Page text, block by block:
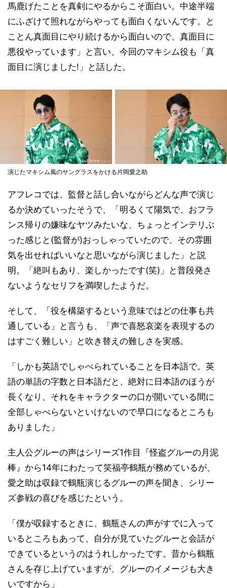
馬鹿げたことを真剣にやるからこそ面白い。中途半端
にふざけて照れながらやっても面白くないんです。と
ことん真面目にやり続けるから面白いので、真面目に
悪役やっています」と言い、今回のマキシム役も「真
面目に演じました!」と話した。
演じたマキシム風のサングラスをかける片岡愛之助
アフレコでは、監督と話し合いながらどんな声で演じ
るか決めていったそうで、「明るくて陽気で、おフラ
ンス帰りの嫌味なヤツみたいな、ちょっとインテリぶ
った感じと(監督が)おっしゃっていたので、その雰囲
気を出せればいいなと思いながら演じました」と説
明。「絶叫もあり、楽しかったです(笑)」と普段発さ
ないようなセリフを満喫したようだ。
そして、「役を構築するという意味ではどの仕事も共
通している」と言うも、「声で喜怒哀楽を表現するの
はすごく難しい」と吹き替えの難しさを実感。
「しかも英語でしゃべられていることを日本語で。英
語の単語の字数と日本語だと、絶対に日本語のほうが
長くなり、それをキャラクターの口が開いている間に
全部しゃべらないといけないので早口になるところも
ありました」
主人公グルーの声はシリーズ1作目『怪盗グルーの月泥
棒』から14年にわたって笑福亭鶴瓶が務めているが、
愛之助は収録で鶴瓶演じるグルーの声を聞き、シリー
ズ参戦の喜びを感じたという。
「僕が収録するときに、鶴瓶さんの声がすでに入って
いるところもあって、自分が見ていたグルーと会話が
できているというのはうれしかったです。昔から鶴瓶
さんを存じ上げていますが、グルーのイメージも大き
いですから」